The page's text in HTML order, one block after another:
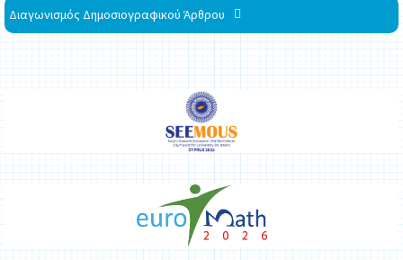
Διαγωνισμός Δημοσιογραφικού Άρθρου